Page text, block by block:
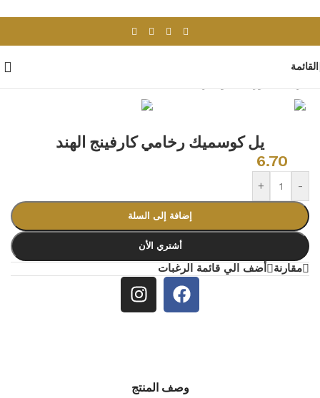
القائمة
يل كوسميك رخامي كارفينج الهند
6.70
-
+
إضافة إلى السلة
أشتري الأن
مقارنة أضف الي قائمة الرغبات
وصف المنتج